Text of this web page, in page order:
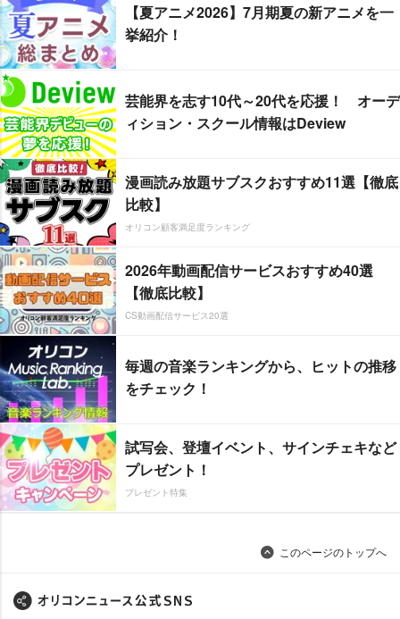
【夏アニメ2026】7月期夏の新アニメを一
挙紹介！
芸能界を志す10代～20代を応援！ オーデ
ィション・スクール情報はDeview
漫画読み放題サブスクおすすめ11選【徹底
比較】
オリコン顧客満足度ランキング
2026年動画配信サービスおすすめ40選
【徹底比較】
CS動画配信サービス20選
毎週の音楽ランキングから、ヒットの推移
をチェック！
試写会、登壇イベント、サインチェキなど
プレゼント！
プレゼント特集
このページのトップへ